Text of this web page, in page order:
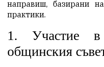
направиш, базирани
практики.
1. Участие в
общинския